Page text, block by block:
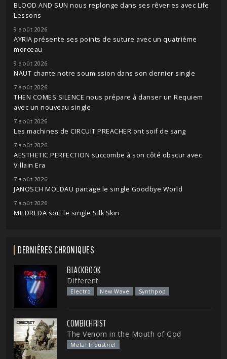
BLOOD AND SUN nous replonge dans ses rêveries avec Life
Lessons
9 août 2026
AYRIA présente ses points de suture avec un quatrième
morceau
9 août 2026
NAUT chante notre soumission dans son dernier single
7 août 2026
THEN COMES SILENCE nous prépare à danser un Requiem
avec un nouveau single
7 août 2026
Les machines de CIRCUIT PREACHER ont soif de sang
7 août 2026
AESTHETIC PERFECTION succombe à son côté obscur avec
Villain Era
7 août 2026
JANOSCH MOLDAU partage le single Goodbye World
7 août 2026
MILDREDA sort le single Silk Skin
DERNIÈRES CHRONIQUES
BLACKBOOK
Different
Electro New Wave Synthpop
COMBICHRIST
The Venom in the Mouth of God
Metal Industriel